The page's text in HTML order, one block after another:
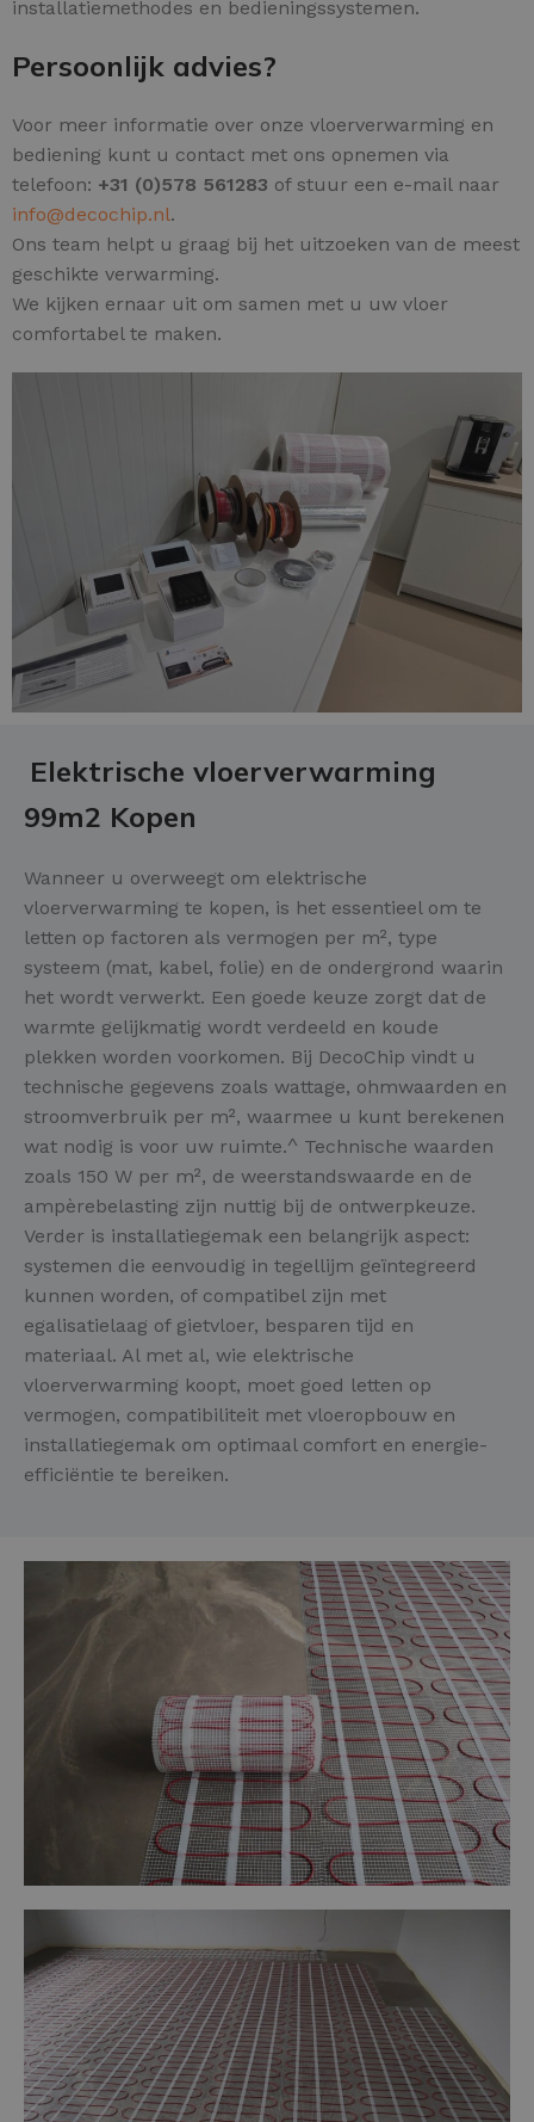
installatiemethodes en bedieningssystemen.
Persoonlijk advies?
Voor meer informatie over onze vloerverwarming en
bediening kunt u contact met ons opnemen via
telefoon: +31 (0)578 561283 of stuur een e-mail naar
info@decochip.nl.
Ons team helpt u graag bij het uitzoeken van de meest
geschikte verwarming.
We kijken ernaar uit om samen met u uw vloer
comfortabel te maken.
Elektrische vloerverwarming
99m2 Kopen
Wanneer u overweegt om elektrische
vloerverwarming te kopen, is het essentieel om te
letten op factoren als vermogen per m², type
systeem (mat, kabel, folie) en de ondergrond waarin
het wordt verwerkt. Een goede keuze zorgt dat de
warmte gelijkmatig wordt verdeeld en koude
plekken worden voorkomen. Bij DecoChip vindt u
technische gegevens zoals wattage, ohmwaarden en
stroomverbruik per m², waarmee u kunt berekenen
wat nodig is voor uw ruimte.^ Technische waarden
zoals 150 W per m², de weerstandswaarde en de
ampèrebelasting zijn nuttig bij de ontwerpkeuze.
Verder is installatiegemak een belangrijk aspect:
systemen die eenvoudig in tegellijm geïntegreerd
kunnen worden, of compatibel zijn met
egalisatielaag of gietvloer, besparen tijd en
materiaal. Al met al, wie elektrische
vloerverwarming koopt, moet goed letten op
vermogen, compatibiliteit met vloeropbouw en
installatiegemak om optimaal comfort en energie-
efficiëntie te bereiken.